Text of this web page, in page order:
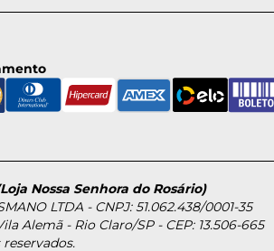
Nossa Senhora do Rosário)
LTDA - CNPJ: 51.062.438/0001-35
Alemã - Rio Claro/SP - CEP: 13.506-665